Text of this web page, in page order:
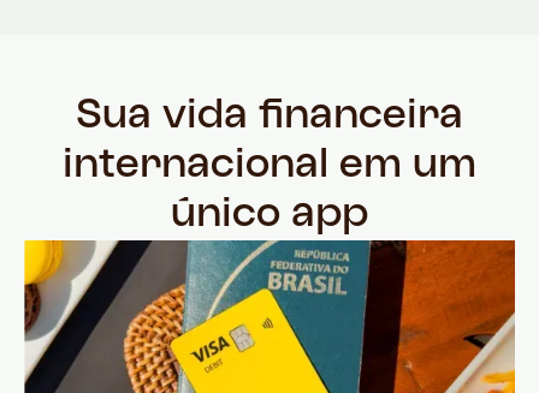
Sua vida financeira
internacional em um
único app